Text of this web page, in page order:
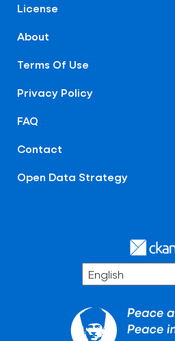
License
About
Terms Of Use
Privacy Policy
FAQ
Contact
Open Data Strategy